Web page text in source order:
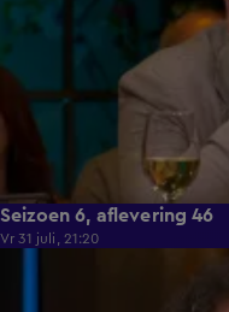
Seizoen 6, aflevering 46
Vr 31 juli, 21:20